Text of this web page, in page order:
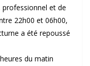
et de
22h00 et 06h00,
a été repoussé
du matin